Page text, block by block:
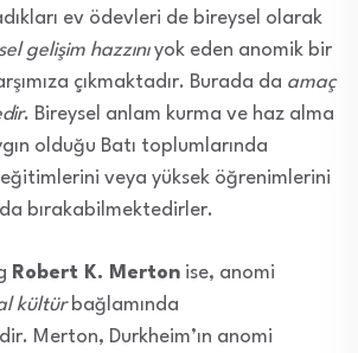
ev ödevleri de bireysel olarak
gelişim hazzınıyok eden anomik bir
çıkmaktadır. Burada da amaç
. Bireysel anlam kurma ve haz alma
olduğu Batı toplumlarında
veya yüksek öğrenimlerini
bırakabilmektedirler.
Robert K. Merton ise, anomi
kültür bağlamında
Merton, Durkheim’ın anomi